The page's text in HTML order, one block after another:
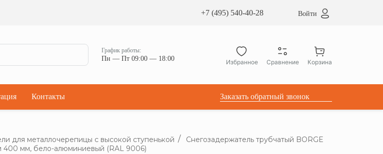
+7 (495) 540-40-28 Войти
График работы:
Пн — Пт 09:00 — 18:00 Избранное Сравнение Корзина
Чердачные лестницы ATICCO
Контакты Заказать обратный звонок
для металлочерепицы с высокой ступенькой
Снегозадержатель трубчатый BORGE
400 мм, бело-алюминиевый (RAL 9006)